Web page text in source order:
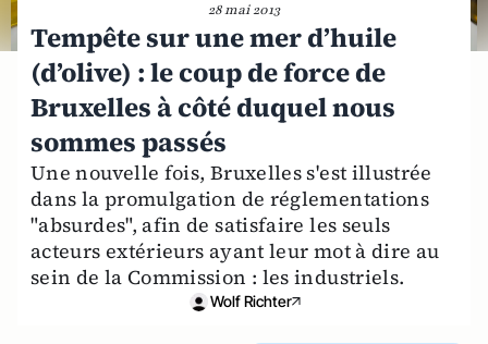
28 mai 2013
Tempête sur une mer d’huile
(d’olive) : le coup de force de
Bruxelles à côté duquel nous
sommes passés
Une nouvelle fois, Bruxelles s'est illustrée
dans la promulgation de réglementations
"absurdes", afin de satisfaire les seuls
acteurs extérieurs ayant leur mot à dire au
sein de la Commission : les industriels.
Wolf Richter